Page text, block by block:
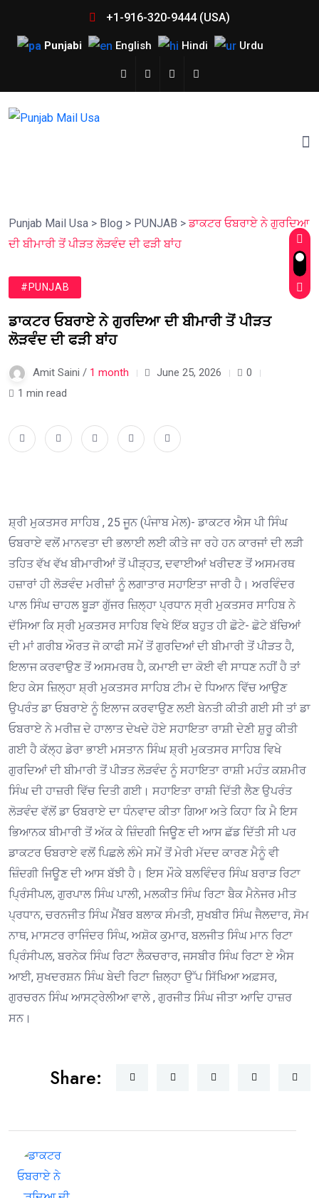
+1-916-320-9444 (USA)
Punjabi English Hindi Urdu
Punjab Mail Usa > Blog > PUNJAB > ਡਾਕਟਰ ਓਬਰਾਏ ਨੇ ਗੁਰਦਿਆ
ਦੀ ਬੀਮਾਰੀ ਤੋਂ ਪੀੜਤ ਲੋੜਵੰਦ ਦੀ ਫੜੀ ਬਾਂਹ
#PUNJAB
ਡਾਕਟਰ ਓਬਰਾਏ ਨੇ ਗੁਰਦਿਆ ਦੀ ਬੀਮਾਰੀ ਤੋਂ ਪੀੜਤ
ਲੋੜਵੰਦ ਦੀ ਫੜੀ ਬਾਂਹ
Amit Saini / 1 month June 25, 2026
0
1 min read
ਸ਼੍ਰੀ ਮੁਕਤਸਰ ਸਾਹਿਬ , 25 ਜੂਨ (ਪੰਜਾਬ ਮੇਲ)- ਡਾਕਟਰ ਐਸ ਪੀ ਸਿੰਘ
ਓਬਰਾਏ ਵਲੋਂ ਮਾਨਵਤਾ ਦੀ ਭਲਾਈ ਲਈ ਕੀਤੇ ਜਾ ਰਹੇ ਹਨ ਕਾਰਜਾਂ ਦੀ ਲੜੀ
ਤਹਿਤ ਵੱਖ ਵੱਖ ਬੀਮਾਰੀਆਂ ਤੋਂ ਪੀੜ੍ਹਤ, ਦਵਾਈਆਂ ਖਰੀਦਣ ਤੋਂ ਅਸਮਰਥ
ਹਜ਼ਾਰਾਂ ਹੀ ਲੋੜਵੰਦ ਮਰੀਜ਼ਾਂ ਨੂੰ ਲਗਾਤਾਰ ਸਹਾਇਤਾ ਜਾਰੀ ਹੈ। ਅਰਵਿੰਦਰ
ਪਾਲ ਸਿੰਘ ਚਾਹਲ ਬੂੜਾ ਗੁੱਜਰ ਜ਼ਿਲ੍ਹਾ ਪ੍ਰਧਾਨ ਸ੍ਰੀ ਮੁਕਤਸਰ ਸਾਹਿਬ ਨੇ
ਦੱਸਿਆ ਕਿ ਸ੍ਰੀ ਮੁਕਤਸਰ ਸਾਹਿਬ ਵਿਖੇ ਇੱਕ ਬਹੁਤ ਹੀ ਛੋਟੇ- ਛੋਟੇ ਬੱਚਿਆਂ
ਦੀ ਮਾਂ ਗਰੀਬ ਔਰਤ ਜੋ ਕਾਫੀ ਸਮੇਂ ਤੋਂ ਗੁਰਦਿਆਂ ਦੀ ਬੀਮਾਰੀ ਤੋਂ ਪੀੜਤ ਹੈ,
ਇਲਾਜ ਕਰਵਾਉਣ ਤੋਂ ਅਸਮਰਥ ਹੈ, ਕਮਾਈ ਦਾ ਕੋਈ ਵੀ ਸਾਧਣ ਨਹੀਂ ਹੈ ਤਾਂ
ਇਹ ਕੇਸ ਜ਼ਿਲ੍ਹਾ ਸ਼੍ਰੀ ਮੁਕਤਸਰ ਸਾਹਿਬ ਟੀਮ ਦੇ ਧਿਆਨ ਵਿੱਚ ਆਉਣ
ਉਪਰੰਤ ਡਾ ਓਬਰਾਏ ਨੂੰ ਇਲਾਜ ਕਰਵਾਉਣ ਲਈ ਬੇਨਤੀ ਕੀਤੀ ਗਈ ਸੀ ਤਾਂ ਡਾ
ਓਬਰਾਏ ਨੇ ਮਰੀਜ਼ ਦੇ ਹਾਲਾਤ ਦੇਖਦੇ ਹੋਏ ਸਹਾਇਤਾ ਰਾਸ਼ੀ ਦੇਣੀ ਸ਼ੁਰੂ ਕੀਤੀ
ਗਈ ਹੈ ਕੱਲ੍ਹ ਡੇਰਾ ਭਾਈ ਮਸਤਾਨ ਸਿੰਘ ਸ਼੍ਰੀ ਮੁਕਤਸਰ ਸਾਹਿਬ ਵਿਖੇ
ਗੁਰਦਿਆਂ ਦੀ ਬੀਮਾਰੀ ਤੋਂ ਪੀੜਤ ਲੋੜਵੰਦ ਨੂੰ ਸਹਾਇਤਾ ਰਾਸ਼ੀ ਮਹੰਤ ਕਸ਼ਮੀਰ
ਸਿੰਘ ਦੀ ਹਾਜ਼ਰੀ ਵਿੱਚ ਦਿਤੀ ਗਈ। ਸਹਾਇਤਾ ਰਾਸ਼ੀ ਦਿੱਤੀ ਲੈਣ ਉਪਰੰਤ
ਲੋੜਵੰਦ ਵੱਲੋਂ ਡਾ ਓਬਰਾਏ ਦਾ ਧੰਨਵਾਦ ਕੀਤਾ ਗਿਆ ਅਤੇ ਕਿਹਾ ਕਿ ਮੈ ਇਸ
ਭਿਆਨਕ ਬੀਮਾਰੀ ਤੋਂ ਅੱਕ ਕੇ ਜ਼ਿੰਦਗੀ ਜਿਊਣ ਦੀ ਆਸ ਛੱਡ ਦਿੱਤੀ ਸੀ ਪਰ
ਡਾਕਟਰ ਓਬਰਾਏ ਵਲੋਂ ਪਿਛਲੇ ਲੰਮੇ ਸਮੇਂ ਤੋਂ ਮੇਰੀ ਮੱਦਦ ਕਾਰਣ ਮੈਨੂੰ ਵੀ
ਜ਼ਿੰਦਗੀ ਜਿਊਣ ਦੀ ਆਸ ਬੱਝੀ ਹੈ। ਇਸ ਮੌਕੇ ਬਲਵਿੰਦਰ ਸਿੰਘ ਬਰਾੜ ਰਿਟਾ
ਪ੍ਰਿੰਸੀਪਲ, ਗੁਰਪਾਲ ਸਿੰਘ ਪਾਲੀ, ਮਲਕੀਤ ਸਿੰਘ ਰਿਟਾ ਬੈਕ ਮੈਨੇਜਰ ਮੀਤ
ਪ੍ਰਧਾਨ, ਚਰਨਜੀਤ ਸਿੰਘ ਮੈਂਬਰ ਬਲਾਕ ਸੰਮਤੀ, ਸੁਖਬੀਰ ਸਿੰਘ ਜੈਲਦਾਰ, ਸੋਮ
ਨਾਥ, ਮਾਸਟਰ ਰਾਜਿੰਦਰ ਸਿੰਘ, ਅਸ਼ੋਕ ਕੁਮਾਰ, ਬਲਜੀਤ ਸਿੰਘ ਮਾਨ ਰਿਟਾ
ਪ੍ਰਿੰਸੀਪਲ, ਬਰਨੇਕ ਸਿੰਘ ਰਿਟਾ ਲੈਕਚਰਾਰ, ਜਸਬੀਰ ਸਿੰਘ ਰਿਟਾ ਏ ਐਸ
ਆਈ, ਸੁਖਦਰਸ਼ਨ ਸਿੰਘ ਬੇਦੀ ਰਿਟਾ ਜ਼ਿਲ੍ਹਾ ਉੱਪ ਸਿੱਖਿਆ ਅਫ਼ਸਰ,
ਗੁਰਚਰਨ ਸਿੰਘ ਆਸਟ੍ਰੇਲੀਆ ਵਾਲੇ , ਗੁਰਜੀਤ ਸਿੰਘ ਜੀਤਾ ਆਦਿ ਹਾਜ਼ਰ
ਸਨ।
Share: